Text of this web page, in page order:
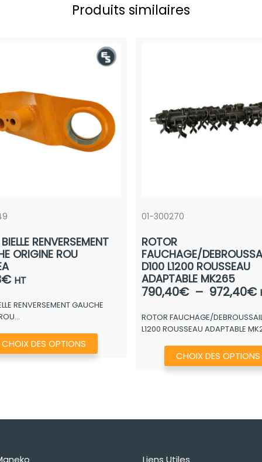
Produits similaires
RENVERSEMENT
ORIGINE ROU
€ HT
RENVERSEMENT GAUCHE
CHOIX DES OPTIONS
Ce
produit
01-300270
ROTOR
FAUCHAGE/
D100 L1200 ROUSSEAU
ADAPTABLE MK265
790,40€ – 972,40€
ROTOR FAUCHAGE/
L1200 ROUSSEAU ADAPTABLE
CHOIX DES OPTIONS
Liens Utiles